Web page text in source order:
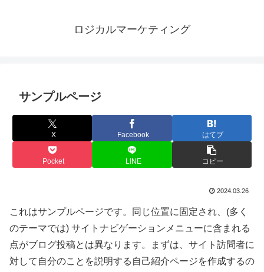
ロジカルマーケティング
サンプルページ
X Facebook はてブ
Pocket LINE コピー
2024.03.26
これはサンプルページです。同じ位置に固定され、(多く
のテーマでは) サイトナビゲーションメニューに含まれる
点がブログ投稿とは異なります。まずは、サイト訪問者に
対して自分のことを説明する自己紹介ページを作成するの